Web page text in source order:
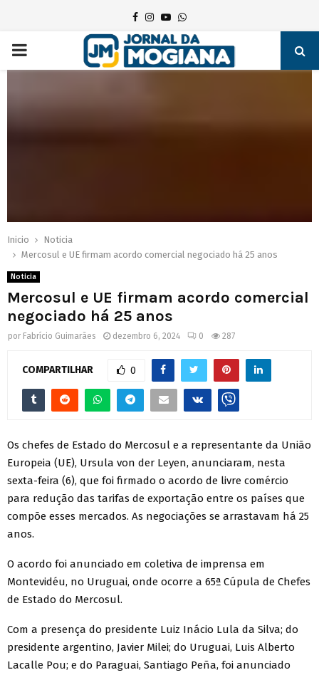
Facebook
Instagram
YoutubeWhatsapp
PRIMARY
Inicio
Noticia
Mercosul e UE firmam acordo comercial negociado há 25 anos
Noticia
Mercosul e UE firmam acordo comercial
negociado há 25 anos
por Fabrício Guimarães dezembro 6, 2024 0 287
COMPARTILHAR 0
Os chefes de Estado do Mercosul e a representante da União
Europeia (UE), Ursula von der Leyen, anunciaram, nesta
sexta-feira (6), que foi firmado o acordo de livre comércio
para redução das tarifas de exportação entre os países que
compõe esses mercados. As negociações se arrastavam há 25
anos.
O acordo foi anunciado em coletiva de imprensa em
Montevidéu, no Uruguai, onde ocorre a 65ª Cúpula de Chefes
de Estado do Mercosul.
Com a presença do presidente Luiz Inácio Lula da Silva; do
presidente argentino, Javier Milei; do Uruguai, Luis Alberto
Lacalle Pou; e do Paraguai, Santiago Peña, foi anunciado